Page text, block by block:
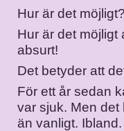
Hur är det
Hur är det möjligt
absurt!
Det betyder att
För ett år sedan
var sjuk. Men
än vanligt.